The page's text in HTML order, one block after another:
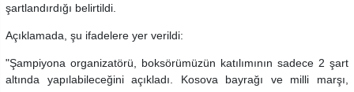
şartlandırdığı belirtildi.
Açıklamada, şu ifadelere yer verildi:
"Şampiyona organizatörü, boksörümüzün katılımının sadece 2 şart
altında yapılabileceğini açıkladı. Kosova bayrağı ve milli marşı,